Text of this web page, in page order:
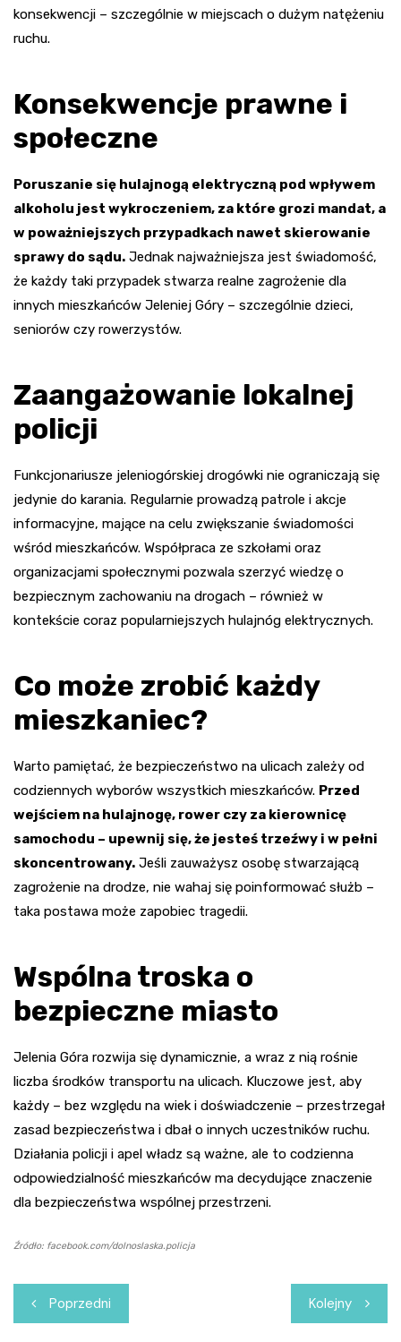
konsekwencji – szczególnie w miejscach o dużym natężeniu
ruchu.
Konsekwencje prawne i
społeczne
Poruszanie się hulajnogą elektryczną pod wpływem
alkoholu jest wykroczeniem, za które grozi mandat, a
w poważniejszych przypadkach nawet skierowanie
sprawy do sądu. Jednak najważniejsza jest świadomość,
że każdy taki przypadek stwarza realne zagrożenie dla
innych mieszkańców Jeleniej Góry – szczególnie dzieci,
seniorów czy rowerzystów.
Zaangażowanie lokalnej
policji
Funkcjonariusze jeleniogórskiej drogówki nie ograniczają się
jedynie do karania. Regularnie prowadzą patrole i akcje
informacyjne, mające na celu zwiększanie świadomości
wśród mieszkańców. Współpraca ze szkołami oraz
organizacjami społecznymi pozwala szerzyć wiedzę o
bezpiecznym zachowaniu na drogach – również w
kontekście coraz popularniejszych hulajnóg elektrycznych.
Co może zrobić każdy
mieszkaniec?
Warto pamiętać, że bezpieczeństwo na ulicach zależy od
codziennych wyborów wszystkich mieszkańców. Przed
wejściem na hulajnogę, rower czy za kierownicę
samochodu – upewnij się, że jesteś trzeźwy i w pełni
skoncentrowany. Jeśli zauważysz osobę stwarzającą
zagrożenie na drodze, nie wahaj się poinformować służb –
taka postawa może zapobiec tragedii.
Wspólna troska o
bezpieczne miasto
Jelenia Góra rozwija się dynamicznie, a wraz z nią rośnie
liczba środków transportu na ulicach. Kluczowe jest, aby
każdy – bez względu na wiek i doświadczenie – przestrzegał
zasad bezpieczeństwa i dbał o innych uczestników ruchu.
Działania policji i apel władz są ważne, ale to codzienna
odpowiedzialność mieszkańców ma decydujące znaczenie
dla bezpieczeństwa wspólnej przestrzeni.
Źródło: facebook.com/dolnoslaska.policja
Nawigacja
wpisu
Poprzedni Kolejny